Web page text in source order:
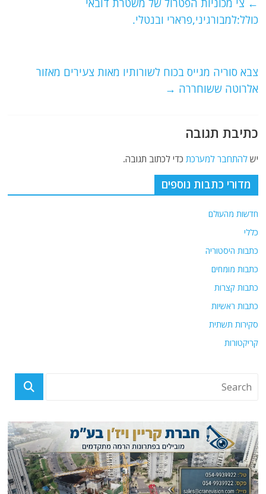
A
ra
k
כולל:למבורגיני,פרארי ובנטלי.
צבא סוריה מגייס בכוח לשורותיו מאות צעירים מאזור
אלרוטה ששוחררה →
כתיבת תגובה
ישלהתחבר למערכת כדי לכתוב תגובה.
מדורי כתבות נוספים
חדשות מהעולם
כללי
כתבות היסטוריה
כתבות מומחים
כתבות קצרות
כתבות ראשיות
סקירות תשתית
קריקטורות